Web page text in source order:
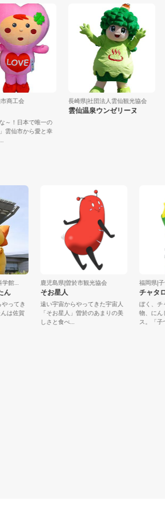
仙市商工会
そな～！日本で唯一の
地」雲仙市から愛と幸
け...
長崎県|社団法人雲仙観光協会
雲仙温泉ウンゼリーヌ
...
てき
佐賀
鹿児島県|曽於市観光協会
そお星人
遠い宇宙からやってきた宇宙人
「そお星人」曽於のあまりの美
しさと食べ...
福岡県|子づ
チャタロウ
ぼく、チャ
物、にんじ
ス。「子づれ